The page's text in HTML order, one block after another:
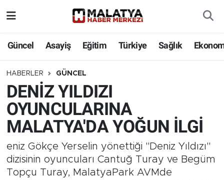
Güncel Asayiş Eğitim Türkiye Sağlık
HABERLER GÜNCEL
DENİZ YILDIZI
OYUNCULARINA
MALATYA'DA YOĞUN İLGİ
eniz Gökçe Yerselin yönettiği "Deniz Yıldızı"
dizisinin oyuncuları Cantuğ Turay ve Begüm
Topçu Turay, MalatyaPark AVMde
Eğitim
Türkiye
Sağlık
Güncel